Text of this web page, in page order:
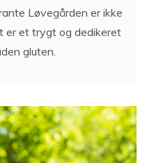
Løvegården er ikke
er et trygt og dedikeret
gluten.